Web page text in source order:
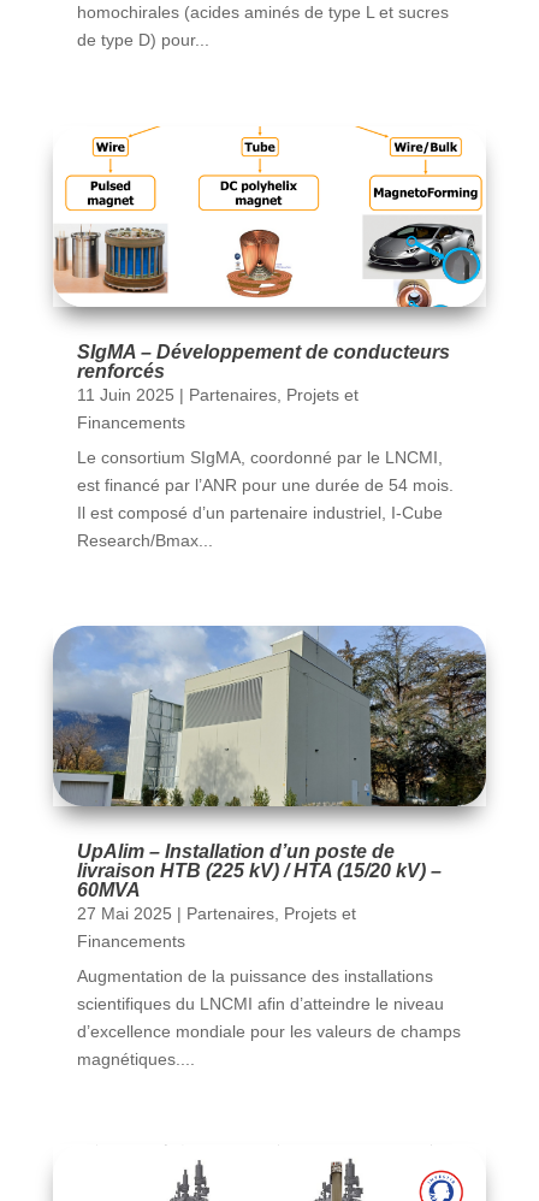
homochirales (acides aminés de type L et sucres
de type D) pour...
SIgMA – Développement de conducteurs
renforcés
11 Juin 2025 | Partenaires, Projets et
Financements
Le consortium SIgMA, coordonné par le LNCMI,
est financé par l’ANR pour une durée de 54 mois.
Il est composé d’un partenaire industriel, I-Cube
Research/Bmax...
UpAlim – Installation d’un poste de
livraison HTB (225 kV) / HTA (15/20 kV) –
60MVA
27 Mai 2025 | Partenaires, Projets et
Financements
Augmentation de la puissance des installations
scientifiques du LNCMI afin d’atteindre le niveau
d’excellence mondiale pour les valeurs de champs
magnétiques....